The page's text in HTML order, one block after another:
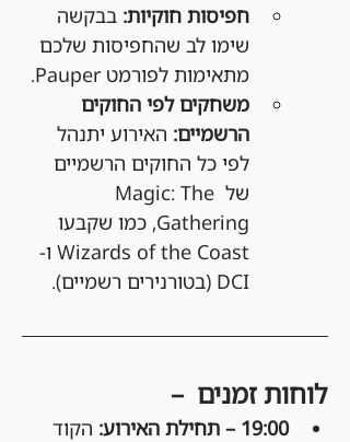
חפיסות חוקיות: בבקשה
שימו לב שהחפיסות שלכם
מתאימות לפורמט Pauper.
משחקים לפי החוקים
הרשמיים: האירוע יתנהל
לפי כל החוקים הרשמיים
של Magic: The
Gathering, כמו שקבעו
Wizards of the Coast ו-
DCI (בטורנירים רשמיים).
לוחות זמנים  –
19:00 – תחילת האירוע:
הקוד